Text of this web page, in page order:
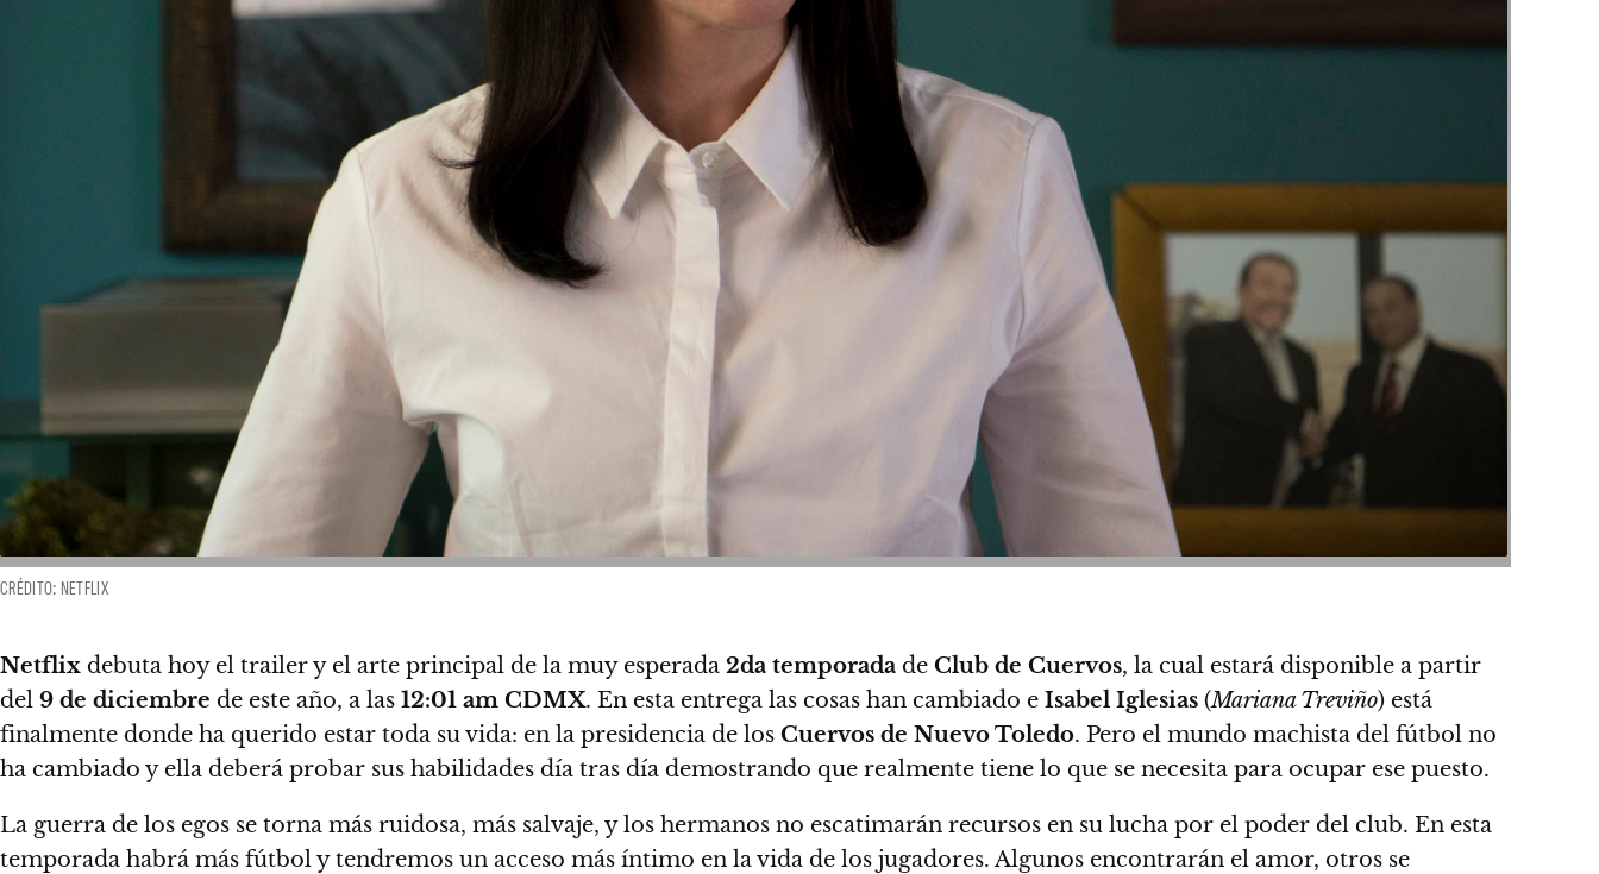
CRÉDITO: NETFLIX
Netflix debuta hoy el trailer y el arte principal de la muy esperada 2da temporada de Club de Cuervos, la cual estará disponible a partir
del 9 de diciembre de este año, a las 12:01 am CDMX. En esta entrega las cosas han cambiado e Isabel Iglesias (Mariana Treviño) está
finalmente donde ha querido estar toda su vida: en la presidencia de los Cuervos de Nuevo Toledo. Pero el mundo machista del fútbol no
ha cambiado y ella deberá probar sus habilidades día tras día demostrando que realmente tiene lo que se necesita para ocupar ese puesto.
La guerra de los egos se torna más ruidosa, más salvaje, y los hermanos no escatimarán recursos en su lucha por el poder del club. En esta
temporada habrá más fútbol y tendremos un acceso más íntimo en la vida de los jugadores. Algunos encontrarán el amor, otros se